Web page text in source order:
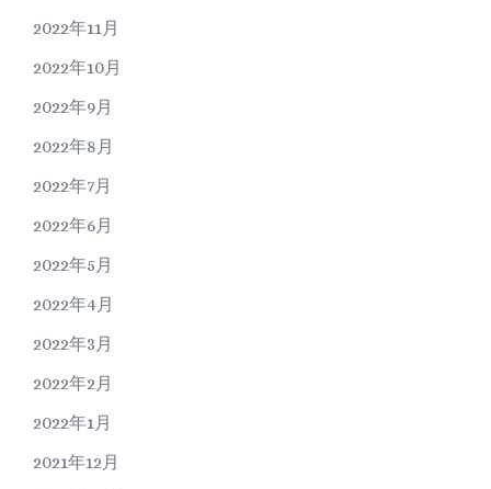
2022年11月
2022年10月
2022年9月
2022年8月
2022年7月
2022年6月
2022年5月
2022年4月
2022年3月
2022年2月
2022年1月
2021年12月